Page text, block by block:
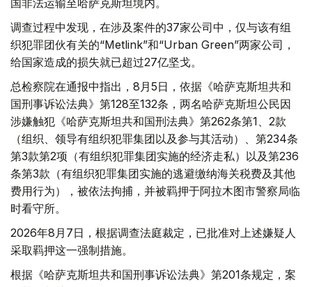
调查过程中发现，在涉及案件的37家公司中，仅与该有组
织犯罪团伙有关的“Metlink”和“Urban Green”两家公司，
给国家造成的损失就已超过27亿坚戈。
总检察院在通报中指出，8月5日，依据《哈萨克斯坦共和
国刑事诉讼法典》第128至132条，两名哈萨克斯坦公民因
涉嫌触犯《哈萨克斯坦共和国刑法典》第262条第1、2款
（组织、领导有组织犯罪集团以及参与其活动）、第234条
第3款第2项（有组织犯罪集团实施的经济走私）以及第236
条第3款（有组织犯罪集团实施的逃避缴纳海关税费及其他
费用行为），被依法拘捕，并被羁押于阿拉木图市警察局临
时看守所。
2026年8月7日，根据调查法庭裁定，已批准对上述嫌疑人
采取羁押这一强制措施。
根据《哈萨克斯坦共和国刑事诉讼法典》第201条规定，案